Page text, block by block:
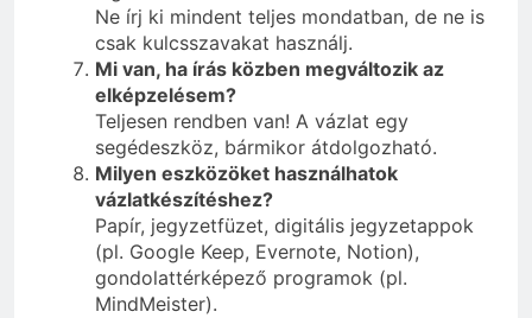
Ne írj ki mindent teljes mondatban, de ne is
csak kulcsszavakat használj.
Mi van, ha írás közben megváltozik az
elképzelésem?
Teljesen rendben van! A vázlat egy
segédeszköz, bármikor átdolgozható.
Milyen eszközöket használhatok
vázlatkészítéshez?
Papír, jegyzetfüzet, digitális jegyzetappok
(pl. Google Keep, Evernote, Notion),
gondolattérképező programok (pl.
MindMeister).